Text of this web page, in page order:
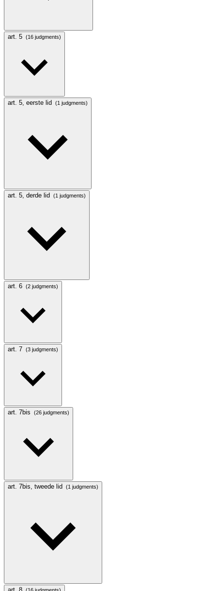
art. 5 (16 judgments)
art. 5, eerste lid (1 judgments)
art. 5, derde lid (1 judgments)
art. 6 (2 judgments)
art. 7 (3 judgments)
art. 7bis (26 judgments)
art. 7bis, tweede lid (1 judgments)